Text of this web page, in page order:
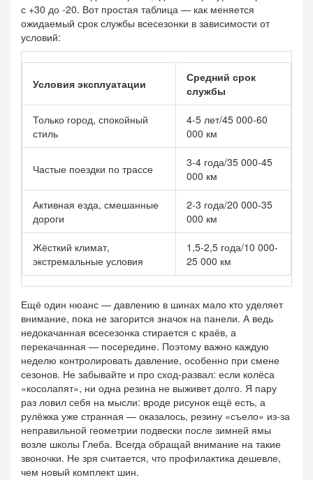
с +30 до -20. Вот простая таблица — как меняется
ожидаемый срок службы всесезонки в зависимости от
условий:
Условия эксплуатации
Средний срок
службы
Только город, спокойный
стиль
4-5 лет/45 000-60
000 км
Частые поездки по трассе
3-4 года/35 000-45
000 км
Активная езда, смешанные
дороги
2-3 года/20 000-35
000 км
Жёсткий климат,
экстремальные условия
1,5-2,5 года/10 000-
25 000 км
Ещё один нюанс — давлению в шинах мало кто уделяет
внимание, пока не загорится значок на панели. А ведь
недокачанная всесезонка стирается с краёв, а
перекачанная — посередине. Поэтому важно каждую
неделю контролировать давление, особенно при смене
сезонов. Не забывайте и про сход-развал: если колёса
«косолапят», ни одна резина не выживет долго. Я пару
раз ловил себя на мысли: вроде рисунок ещё есть, а
рулёжка уже странная — оказалось, резину «съело» из-за
неправильной геометрии подвески после зимней ямы
возле школы Глеба. Всегда обращай внимание на такие
звоночки. Не зря считается, что профилактика дешевле,
чем новый комплект шин.